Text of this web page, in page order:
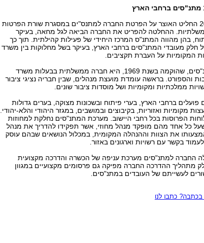
בתחילת 2005 החליט האוצר על הפרטת החברה למתנס"ים במסגרת שורת הפרטות
ההחלטה להפריט את החברה הביאה לגל מחאה, בעיקר
בהן מהווה המתנ"ס המרכז היחידי של פעילות קהילתית. תוך כך
חלק מעובדי המתנ"סים ברחבי הארץ, בעיקר בשל מחלוקות בין משרד
המקומיות על העברת תקציבים.
החברה למתנ"סים, שהוקמה בשנת 1969, היא חברה ממשלתית בבעלות משרד
והספורט. בראשה עומדת מועצת מנהלים, שבין חבריה נציגי ציבור
ממלכתיות ומקומיות ושל מוסדות ציבור שונים.
פועלים ברחבי הארץ, בערי פיתוח ובשכונות מצוקה, בערים גדולות
מקומיות ואזוריות, בקיבוצים ובמושבים, במגזר היהודי והלא-יהודי.
הפרוסות בכל רחבי היישוב. מערכת המתנ"סים נחלקת למחוזות
שעל כל אחד מהם מופקד מנהל מחוזי, אשר תפקידו להדריך את מנהל
את הצוות וההנהלה המקומית, במכלול הנושאים שבהם עוסק
בקשר עם רשויות וארגונים באזור.
החברה למתנ"סים מערכת עניפה של הכשרה והדרכה מקצועית
מתהליך ההדרכה החברה מפיקה גם פרסומים מקצועיים במגוון
לעשייתם של העובדים במתנ"סים.
כתבו לנו